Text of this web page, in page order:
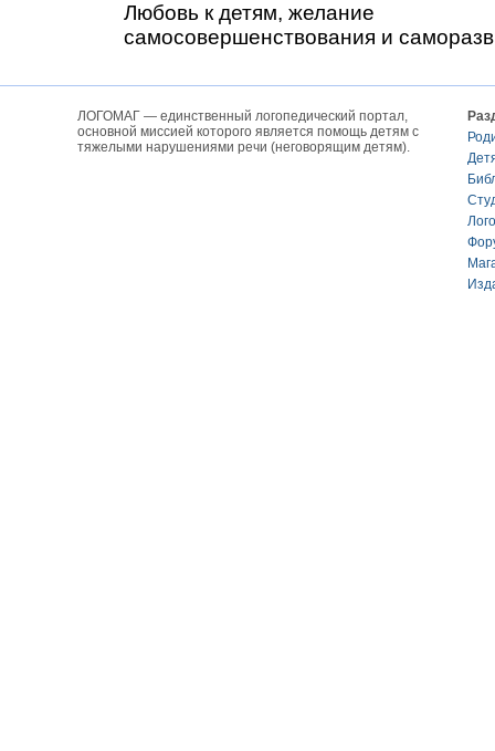
Любовь к детям, желание
самосовершенствования и
ЛОГОМАГ — единственный логопедический портал,
основной миссией которого является помощь детям с
тяжелыми нарушениями речи (неговорящим детям).